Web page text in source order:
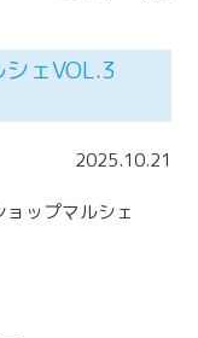
シェVOL.3
2025.10.21
ップマルシェ